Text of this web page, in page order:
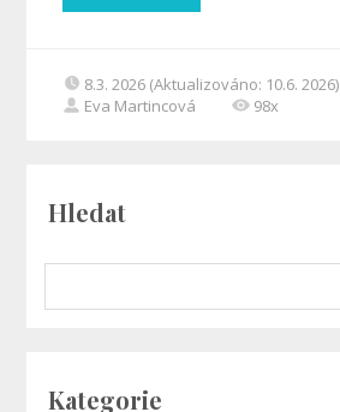
8.3. 2026 (Aktualizováno: 10.6. 2026)
Eva Martincová
98x
Hledat
Kategorie